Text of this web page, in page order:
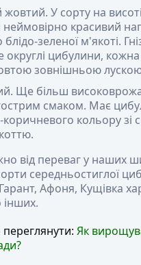
жовтий. У сорту на висоті
неймовірно красивий
блідо-зеленої м'якоті.
округлі цибулини,
зовнішньою
. Ще більш
смаком. Має
кольору зі
від переваг у наших
середньостиглої
Афоня, Кущівка
інших.
Як